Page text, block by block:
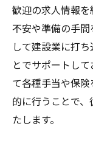
歓迎の求人情報
不安や準備の手
して建設業に打
とでサポートし
て各種手当や保
的に行うことで
たします。